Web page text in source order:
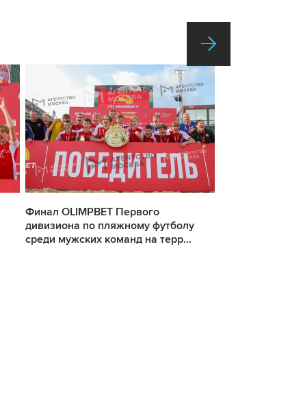
Финал OLIMPBET Первого
дивизиона по пляжному футболу
среди мужских команд на терр...